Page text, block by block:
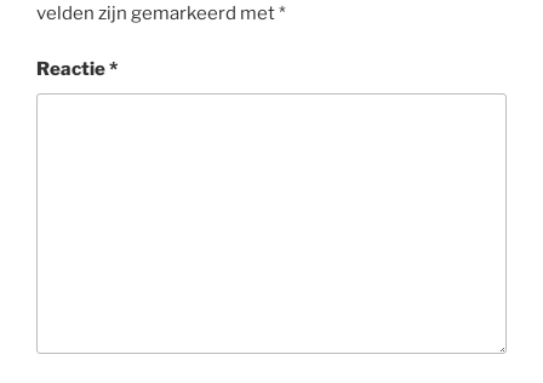
velden zijn gemarkeerd met*
Reactie*